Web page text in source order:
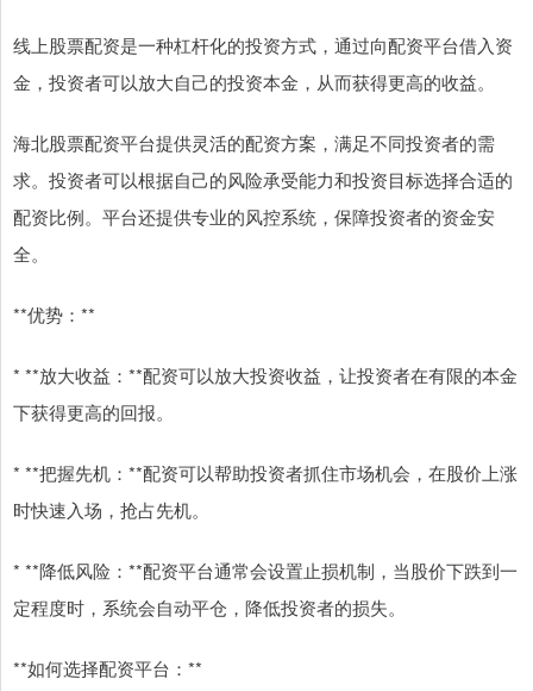
线上股票配资是一种杠杆化的投资方式，通过向配资平台借入资
金，投资者可以放大自己的投资本金，从而获得更高的收益。
海北股票配资平台提供灵活的配资方案，满足不同投资者的需
求。投资者可以根据自己的风险承受能力和投资目标选择合适的
配资比例。平台还提供专业的风控系统，保障投资者的资金安
全。
**优势：**
* **放大收益：**配资可以放大投资收益，让投资者在有限的本金
下获得更高的回报。
* **把握先机：**配资可以帮助投资者抓住市场机会，在股价上涨
时快速入场，抢占先机。
* **降低风险：**配资平台通常会设置止损机制，当股价下跌到一
定程度时，系统会自动平仓，降低投资者的损失。
**如何选择配资平台：**